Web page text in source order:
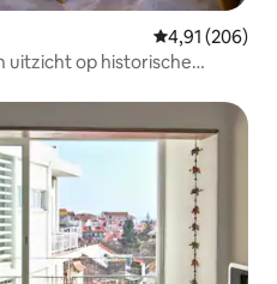
Gemiddelde
4,91 (206)
uitzicht op historische